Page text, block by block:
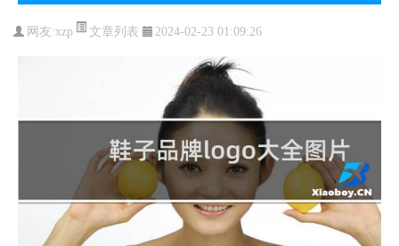
网友:xzp 文章列表 2024-02-23 01:09:26